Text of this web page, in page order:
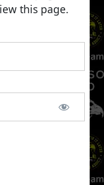
this page.